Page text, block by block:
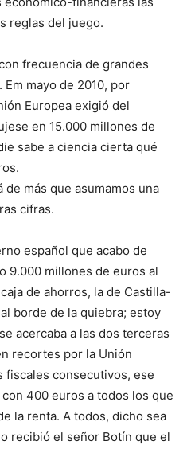
reglas del juego.
frecuencia de grandes
mayo de 2010, por
Europea exigió del
en 15.000 millones de
sabe a ciencia cierta qué
más que asumamos una
cifras.
español que acabo de
9.000 millones de euros al
de ahorros, la de Castilla-
borde de la quiebra; estoy
acercaba a las dos terceras
recortes por la Unión
fiscales consecutivos, ese
400 euros a todos los que
la renta. A todos, dicho sea
recibió el señor Botín que el